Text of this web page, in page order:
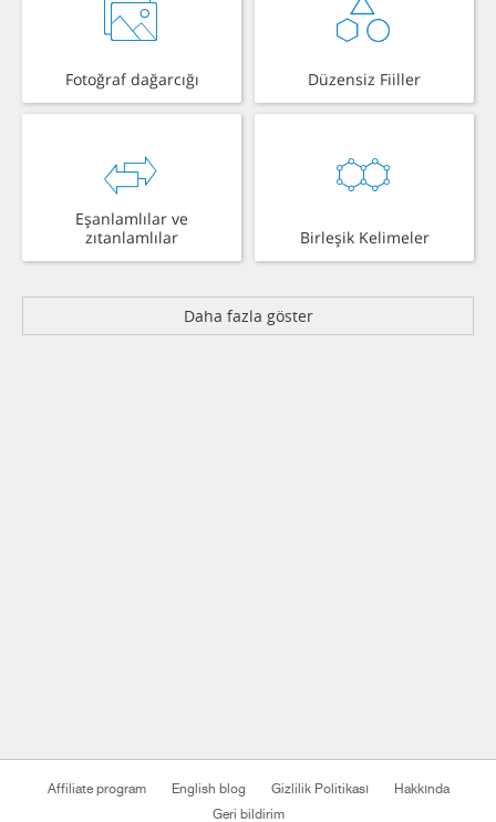
Fotoğraf dağarcığı Düzensiz Fiiller
Eşanlamlılar ve
zıtanlamlılar
Birleşik Kelimeler
Daha fazla göster
Affiliate program English blog Gizlilik Politikası
Hakkında
Geri bildirim